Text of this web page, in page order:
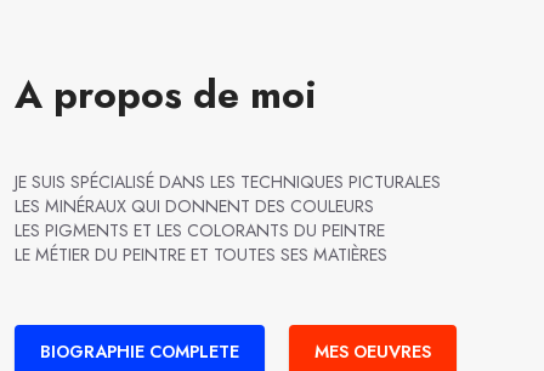
A propos de moi
JE SUIS SPÉCIALISÉ DANS LES TECHNIQUES PICTURALES
LES MINÉRAUX QUI DONNENT DES COULEURS
LES PIGMENTS ET LES COLORANTS DU PEINTRE
LE MÉTIER DU PEINTRE ET TOUTES SES MATIÈRES
BIOGRAPHIE COMPLETE MES OEUVRES